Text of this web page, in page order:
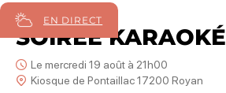
EN DIRECT
19 août 2026
SOIRÉE KARAOKÉ
Le mercredi 19 août à 21h00
Kiosque de Pontaillac 17200 Royan